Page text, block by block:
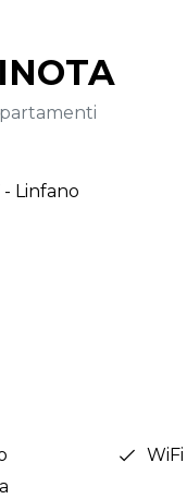
- Linfano
WiFi